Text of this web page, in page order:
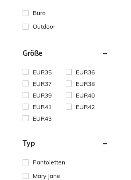
Büro
Outdoor
Größe
EUR35
EUR36
EUR37
EUR38
EUR39
EUR40
EUR41
EUR42
EUR43
Typ
Pantoletten
Mary Jane